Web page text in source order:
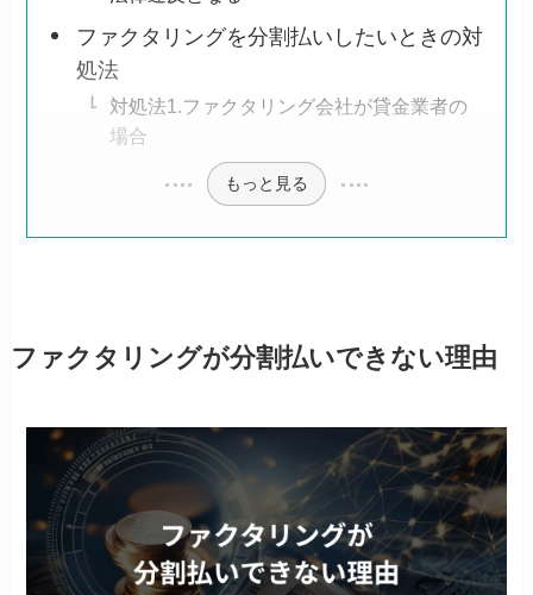
ファクタリングを分割払いしたいときの対
処法
対処法1.ファクタリング会社が貸金業者の
場合
もっと見る
ファクタリングが分割払いできない理由